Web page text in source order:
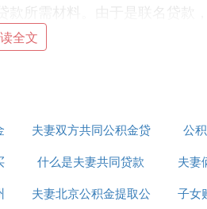
所需材料。由于是联名贷款
还清后将房屋过户到子女名
金贷款和商业贷款。这样既
全文
夫妻双方共同公积金贷
款买房怎么扣
公
什么是夫妻共同贷款
夫妻
夫妻北京公积金提取公
子女